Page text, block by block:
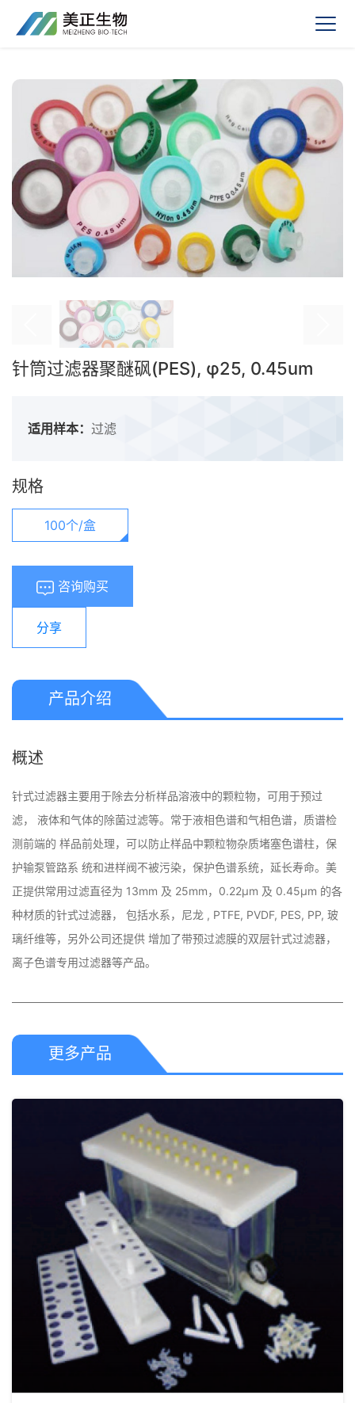
针筒过滤器聚醚砜(PES), φ25, 0.45um
适用样本： 过滤
规格
100个/盒
咨询购买
分享
产品介绍
概述
针式过滤器主要用于除去分析样品溶液中的颗粒物，可用于预过
滤， 液体和气体的除菌过滤等。常于液相色谱和气相色谱，质谱检
测前端的 样品前处理，可以防止样品中颗粒物杂质堵塞色谱柱，保
护输泵管路系 统和进样阀不被污染，保护色谱系统，延长寿命。美
正提供常用过滤直径为 13mm 及 25mm，0.22μm 及 0.45μm 的各
种材质的针式过滤器， 包括水系，尼龙 , PTFE, PVDF, PES, PP, 玻
璃纤维等，另外公司还提供 增加了带预过滤膜的双层针式过滤器，
离子色谱专用过滤器等产品。
更多产品